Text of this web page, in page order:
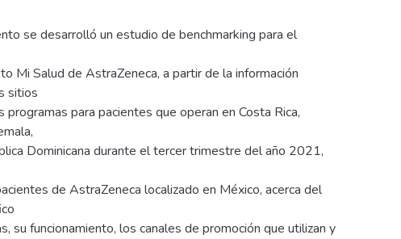
se desarrolló un estudio de benchmarking para el
Mi Salud de AstraZeneca, a partir de la información
sitios
para pacientes que operan en Costa Rica,
Dominicana durante el tercer trimestre del año 2021,
de AstraZeneca localizado en México, acerca del
su funcionamiento, los canales de promoción que utilizan y